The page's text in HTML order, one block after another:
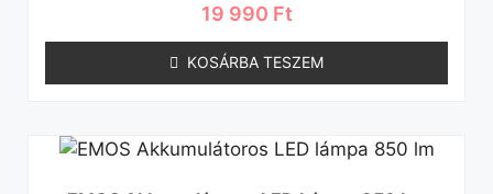
19 990 Ft
KOSÁRBA TESZEM